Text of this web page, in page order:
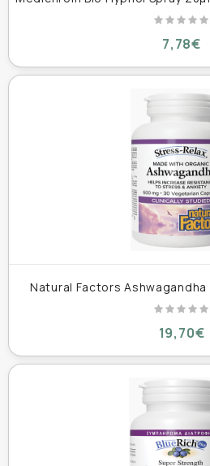
7,78€
Natural Factors Ashwagandha
19,70€